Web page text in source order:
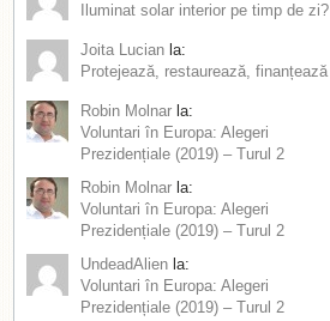
Iluminat solar interior pe timp de zi?
Joita Lucian la:
Protejează, restaurează, finanțează
Robin Molnar la:
Voluntari în Europa: Alegeri
Prezidențiale (2019) – Turul 2
Robin Molnar la:
Voluntari în Europa: Alegeri
Prezidențiale (2019) – Turul 2
UndeadAlien la:
Voluntari în Europa: Alegeri
Prezidențiale (2019) – Turul 2